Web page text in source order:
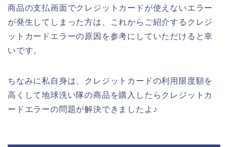
商品の支払画面でクレジットカードが使えないエラー
が発生してしまった方は、これからご紹介するクレジ
ットカードエラーの原因を参考にしていただけると幸
いです。
ちなみに私自身は、クレジットカードの利用限度額を
高くして地球洗い隊の商品を購入したらクレジットカ
ードエラーの問題が解決できましたよ♪